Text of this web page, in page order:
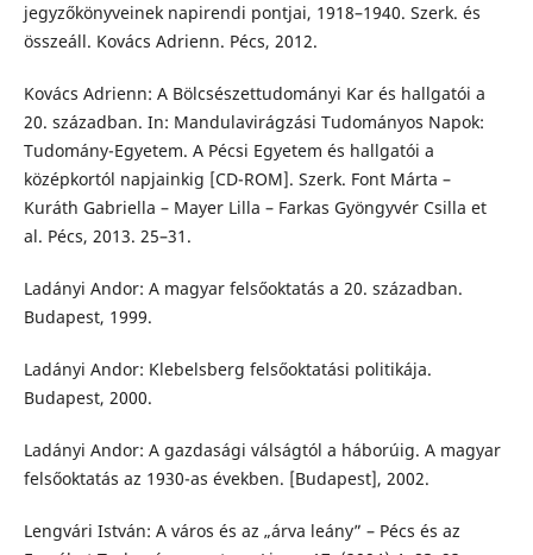
jegyzőkönyveinek napirendi pontjai, 1918–1940. Szerk. és
összeáll. Kovács Adrienn. Pécs, 2012.
Kovács Adrienn: A Bölcsészettudományi Kar és hallgatói a
20. században. In: Mandulavirágzási Tudományos Napok:
Tudomány-Egyetem. A Pécsi Egyetem és hallgatói a
középkortól napjainkig [CD-ROM]. Szerk. Font Márta –
Kuráth Gabriella – Mayer Lilla – Farkas Gyöngyvér Csilla et
al. Pécs, 2013. 25–31.
Ladányi Andor: A magyar felsőoktatás a 20. században.
Budapest, 1999.
Ladányi Andor: Klebelsberg felsőoktatási politikája.
Budapest, 2000.
Ladányi Andor: A gazdasági válságtól a háborúig. A magyar
felsőoktatás az 1930-as években. [Budapest], 2002.
Lengvári István: A város és az „árva leány” – Pécs és az